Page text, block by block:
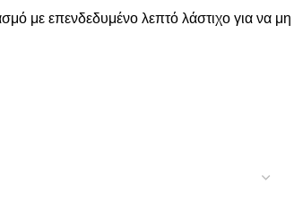
με επενδεδυμένο λεπτό λάστιχο για να μη